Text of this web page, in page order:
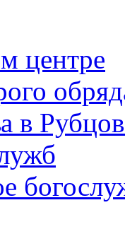
центре
в